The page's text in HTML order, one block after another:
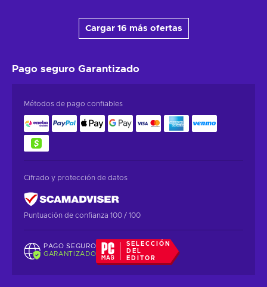
Cargar 16 más ofertas
Pago seguro Garantizado
Métodos de pago confiables
Cifrado y protección de datos
Puntuación de confianza 100 / 100
PAGO SEGURO
GARANTIZADO
SELECCIÓN
DEL
EDITOR